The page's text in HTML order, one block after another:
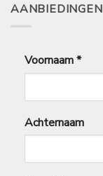
Voornaam*
Achternaam